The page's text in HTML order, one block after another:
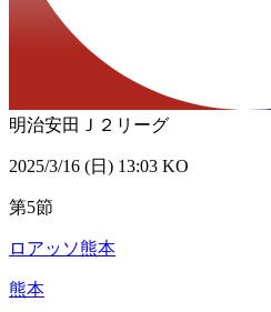
明治安田Ｊ２リーグ
2025/3/16 (日) 13:03 KO
第5節
ロアッソ熊本
熊本